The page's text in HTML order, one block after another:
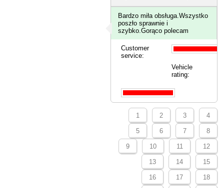
Bardzo miła obsługa.Wszystko
poszło sprawnie i
szybko.Gorąco polecam
Customer
service:
Vehicle
rating:
1 2 3 4
5 6 7 8
9 10 11 12
13 14 15
16 17 18